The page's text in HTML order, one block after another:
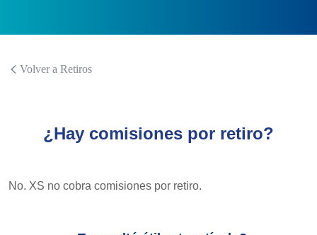
Volver a Retiros
¿Hay comisiones por retiro?
No. XS no cobra comisiones por retiro.